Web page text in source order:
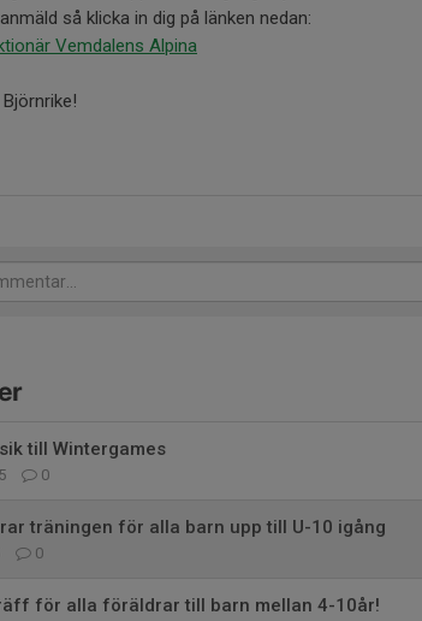
så klicka in dig på länken nedan:
Vemdalens Alpina
till Wintergames
0
träningen för alla barn upp till U-10 igång
0
för alla föräldrar till barn mellan 4-10år!